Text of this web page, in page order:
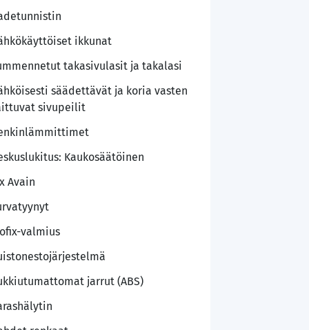
ikkunat
takasivulasit ja takalasi
säädettävät ja koria vasten
sivupeilit
Kaukosäätöinen
Avain
valmius
jarrut (ABS)